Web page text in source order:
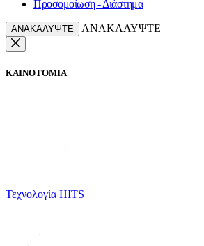
Προσομοίωση - Διάστημα
ΑΝΑΚΑΛΥΨΤΕ ΑΝΑΚΑΛΥΨΤΕ
ΚΑΙΝΟΤΟΜΙΑ
Τεχνολογία HITS